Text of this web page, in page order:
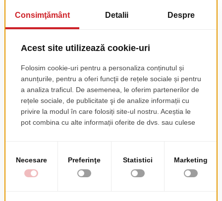
Blaturi De Masa
pret de lista
153.08 EUR + TVA
Blaturi De Masa
pret de lista
153.08 EUR + TVA